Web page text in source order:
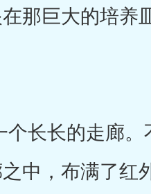
那巨大的培养
长的走廊。
中，布满了红